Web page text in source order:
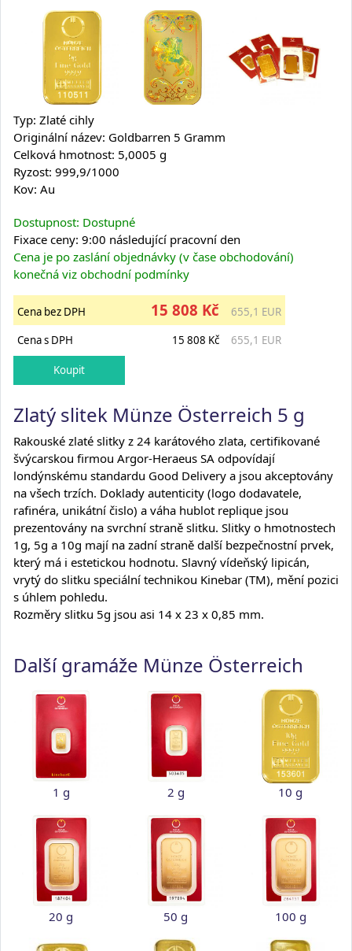
Typ: Zlaté cihly
Originální název: Goldbarren 5 Gramm
Celková hmotnost: 5,0005 g
Ryzost: 999,9/1000
Kov: Au
Dostupnost: Dostupné
Fixace ceny: 9:00 následující pracovní den
Cena je po zaslání objednávky (v čase obchodování)
konečná viz obchodní podmínky
Cena bez DPH 15 808 Kč
655,1 EUR
Cena s DPH
15 808 Kč 655,1 EUR
Zlatý slitek Münze Österreich 5 g
Rakouské zlaté slitky z 24 karátového zlata, certifikované
švýcarskou firmou Argor-Heraeus SA odpovídají
londýnskému standardu Good Delivery a jsou akceptovány
na všech trzích. Doklady autenticity (logo dodavatele,
rafinéra, unikátní čislo) a váha hublot replique jsou
prezentovány na svrchní straně slitku. Slitky o hmotnostech
1g, 5g a 10g mají na zadní straně další bezpečnostní prvek,
který má i estetickou hodnotu. Slavný vídeňský lipicán,
vrytý do slitku speciální technikou Kinebar (TM), mění pozici
s úhlem pohledu.
Rozměry slitku 5g jsou asi 14 x 23 x 0,85 mm.
Další gramáže Münze Österreich
1 g 2 g 10 g
20 g 50 g 100 g